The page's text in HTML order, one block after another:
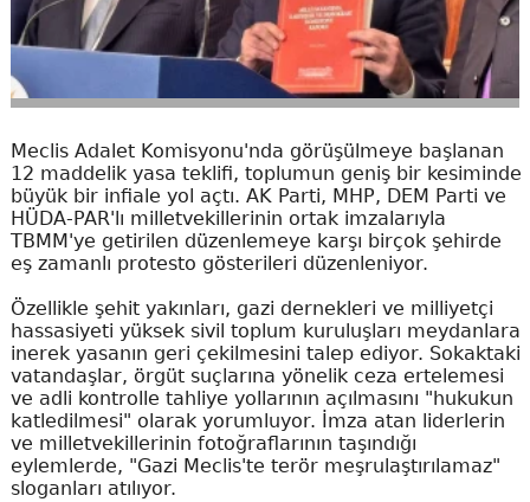
Meclis Adalet Komisyonu'nda görüşülmeye başlanan
12 maddelik yasa teklifi, toplumun geniş bir kesiminde
büyük bir infiale yol açtı. AK Parti, MHP, DEM Parti ve
HÜDA-PAR'lı milletvekillerinin ortak imzalarıyla
TBMM'ye getirilen düzenlemeye karşı birçok şehirde
eş zamanlı protesto gösterileri düzenleniyor.
Özellikle şehit yakınları, gazi dernekleri ve milliyetçi
hassasiyeti yüksek sivil toplum kuruluşları meydanlara
inerek yasanın geri çekilmesini talep ediyor. Sokaktaki
vatandaşlar, örgüt suçlarına yönelik ceza ertelemesi
ve adli kontrolle tahliye yollarının açılmasını "hukukun
katledilmesi" olarak yorumluyor. İmza atan liderlerin
ve milletvekillerinin fotoğraflarının taşındığı
eylemlerde, "Gazi Meclis'te terör meşrulaştırılamaz"
sloganları atılıyor.